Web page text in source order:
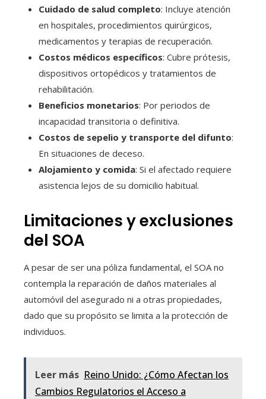
Cuidado de salud completo: Incluye atención
en hospitales, procedimientos quirúrgicos,
medicamentos y terapias de recuperación.
Costos médicos específicos: Cubre prótesis,
dispositivos ortopédicos y tratamientos de
rehabilitación.
Beneficios monetarios: Por periodos de
incapacidad transitoria o definitiva.
Costos de sepelio y transporte del difunto:
En situaciones de deceso.
Alojamiento y comida: Si el afectado requiere
asistencia lejos de su domicilio habitual.
Limitaciones y exclusiones
del SOA
A pesar de ser una póliza fundamental, el SOA no
contempla la reparación de daños materiales al
automóvil del asegurado ni a otras propiedades,
dado que su propósito se limita a la protección de
individuos.
Leer más Reino Unido: ¿Cómo Afectan los
Cambios Regulatorios el Acceso a